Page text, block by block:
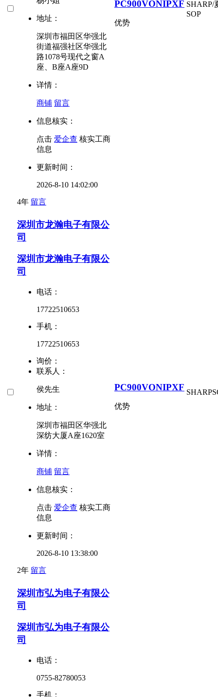
地址：
深圳市福田区华强北
街道福强社区华强北
路1078号现代之窗A
座、B座A座9D
详情：
商铺 留言
信息核实：
点击 爱企查 核实工商
信息
更新时间：
2026-8-10 14:02:00
4年 留言
PC900VONIPXF
优势
SHARP/
SOP
深圳市龙瀚电子有限公
司
深圳市龙瀚电子有限公
司
电话：
17722510653
手机：
17722510653
询价：
联系人：
侯先生
地址：
深圳市福田区华强北
深纺大厦A座1620室
详情：
商铺 留言
信息核实：
点击 爱企查 核实工商
信息
更新时间：
2026-8-10 13:38:00
2年 留言
PC900VONIPXF
优势
SHARP
深圳市弘为电子有限公
司
深圳市弘为电子有限公
司
电话：
0755-82780053
手机：